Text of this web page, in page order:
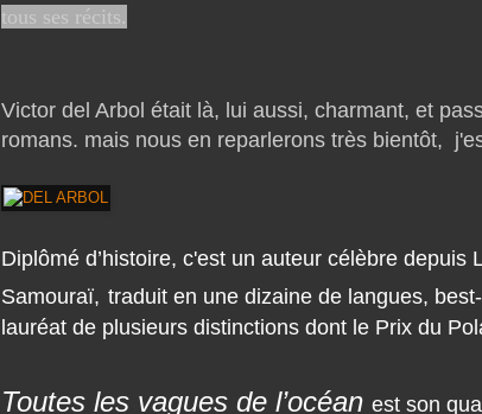
tous ses récits.
Victor del Arbol était là, lui aussi, charmant, et
romans. mais nous en reparlerons très bientôt,
Diplômé d’histoire, c'est un auteur célèbre depuis
Samouraï, traduit en une dizaine de langues,
lauréat de plusieurs distinctions dont le Prix du
Toutes les vagues de l’océan est son